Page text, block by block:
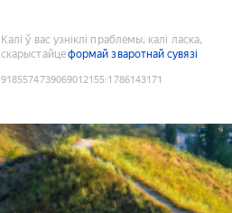
Калі ў вас узніклі праблемы, калі ласка,
скарыстайцеформай зваротнай сувязі
9185574739069012155:1786143171